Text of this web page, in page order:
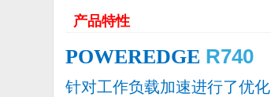
产品特性
POWEREDGE R740
针对工作负载加速进行了优化